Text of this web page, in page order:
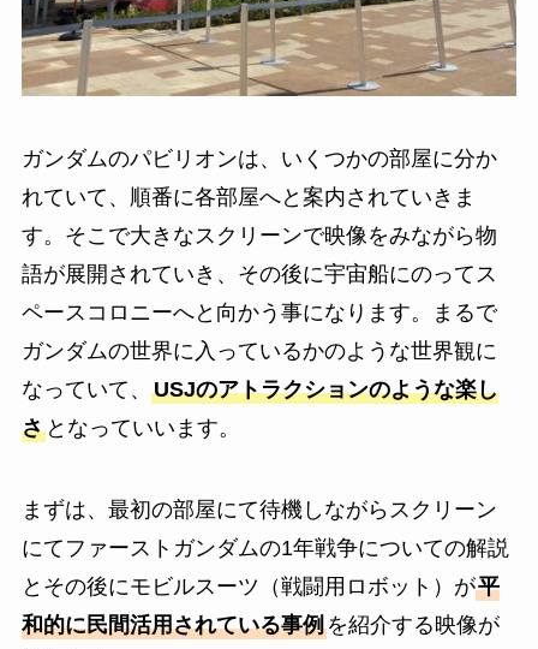
ガンダムのパビリオンは、いくつかの部屋に分か
れていて、順番に各部屋へと案内されていきま
す。そこで大きなスクリーンで映像をみながら物
語が展開されていき、その後に宇宙船にのってス
ペースコロニーへと向かう事になります。まるで
ガンダムの世界に入っているかのような世界観に
なっていて、 USJのアトラクションのような楽し
さとなっていいます。
まずは、最初の部屋にて待機しながらスクリーン
にてファーストガンダムの1年戦争についての解説
とその後にモビルスーツ（戦闘用ロボット）が平
和的に民間活用されている事例を紹介する映像が